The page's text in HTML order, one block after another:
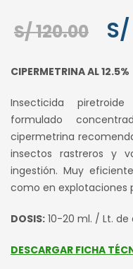
S/120.00
El
era:
S/
S/
CIPERMETRINA AL 12.5%
Insecticida
formulado
cipermetrina
insectos rastreros y
ingestión. Muy
como en explotaciones
DOSIS: 10-20 ml. / Lt. de
DESCARGAR FICHA